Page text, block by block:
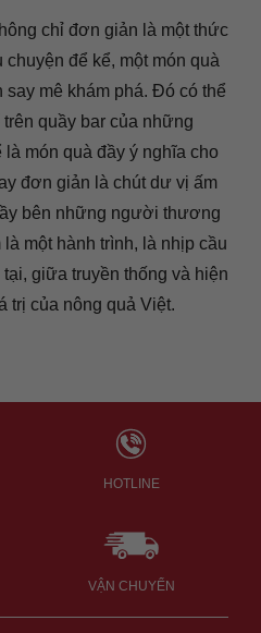
chỉ đơn giản là một thức
chuyện để kể, một món quà
mê khám phá. Đó có thể
quầy bar của những
là món quà đầy ý nghĩa cho
đơn giản là chút dư vị ấm
bên những người thương
một hành trình, là nhịp cầu
giữa truyền thống và hiện
trị của nông quả Việt.
HOTLINE
VẬN CHUYỂN